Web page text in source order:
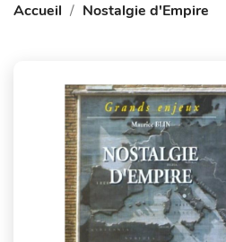
Accueil Nostalgie d'Empire